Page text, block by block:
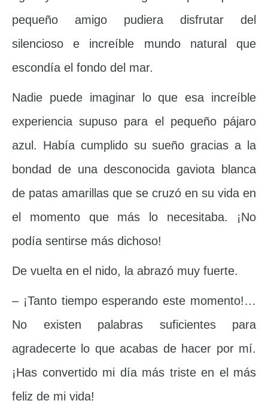
pequeño amigo pudiera disfrutar del
silencioso e increíble mundo natural que
escondía el fondo del mar.
Nadie puede imaginar lo que esa increíble
experiencia supuso para el pequeño pájaro
azul. Había cumplido su sueño gracias a la
bondad de una desconocida gaviota blanca
de patas amarillas que se cruzó en su vida en
el momento que más lo necesitaba. ¡No
podía sentirse más dichoso!
De vuelta en el nido, la abrazó muy fuerte.
– ¡Tanto tiempo esperando este momento!…
No existen palabras suficientes para
agradecerte lo que acabas de hacer por mí.
¡Has convertido mi día más triste en el más
feliz de mi vida!